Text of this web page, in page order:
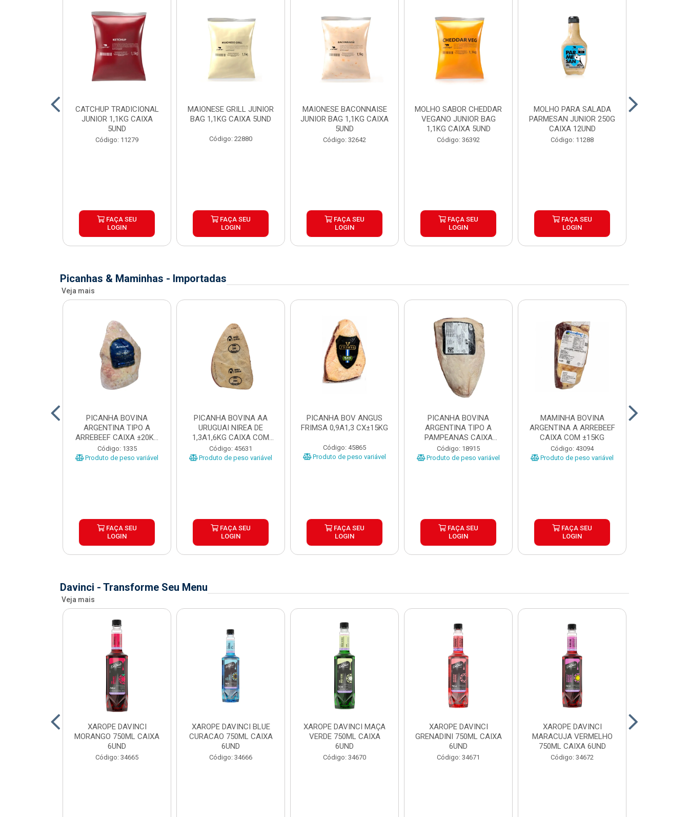
CATCHUP TRADICIONAL
JUNIOR 1,1KG CAIXA
5UND
Código: 11279
FAÇA SEU
LOGIN
MAIONESE GRILL JUNIOR
BAG 1,1KG CAIXA 5UND
Código: 22880
FAÇA SEU
LOGIN
MAIONESE BACONNAISE
JUNIOR BAG 1,1KG CAIXA
5UND
Código: 32642
FAÇA SEU
LOGIN
MOLHO SABOR CHEDDAR
VEGANO JUNIOR BAG
1,1KG CAIXA 5UND
Código: 36392
FAÇA SEU
LOGIN
MOLHO PARA SALADA
PARMESAN JUNIOR 250G
CAIXA 12UND
Código: 11288
FAÇA SEU
LOGIN
Picanhas & Maminhas - Importadas
Veja mais
PICANHA BOVINA
ARGENTINA TIPO A
ARREBEEF CAIXA ±20KG
PEÇAS 1...
Código: 1335
Produto de peso variável
FAÇA SEU
LOGIN
PICANHA BOVINA AA
URUGUAI NIREA DE
1,3A1,6KG CAIXA COM
±15KG
Código: 45631
Produto de peso variável
FAÇA SEU
LOGIN
PICANHA BOV ANGUS
FRIMSA 0,9A1,3 CX±15KG
Código: 45865
Produto de peso variável
FAÇA SEU
LOGIN
PICANHA BOVINA
ARGENTINA TIPO A
PAMPEANAS CAIXA
±20KG PEÇAS ...
Código: 18915
Produto de peso variável
FAÇA SEU
LOGIN
MAMINHA BOVINA
ARGENTINA A ARREBEEF
CAIXA COM ±15KG
Código: 43094
Produto de peso variável
FAÇA SEU
LOGIN
Davinci - Transforme Seu Menu
Veja mais
XAROPE DAVINCI
MORANGO 750ML CAIXA
6UND
Código: 34665
XAROPE DAVINCI BLUE
CURACAO 750ML CAIXA
6UND
Código: 34666
XAROPE DAVINCI MAÇA
VERDE 750ML CAIXA
6UND
Código: 34670
XAROPE DAVINCI
GRENADINI 750ML CAIXA
6UND
Código: 34671
XAROPE DAVINCI
MARACUJA VERMELHO
750ML CAIXA 6UND
Código: 34672